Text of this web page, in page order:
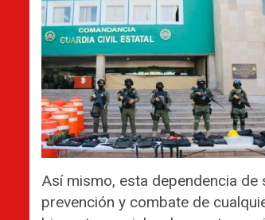
Así mismo, esta dependencia
prevención y combate de